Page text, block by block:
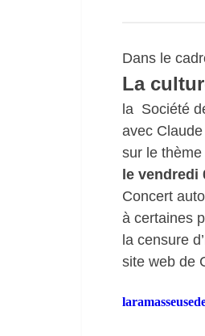
Dans le
La
la Société
avec
sur le
le vendredi
Concert
à certaines
la censure
site web de